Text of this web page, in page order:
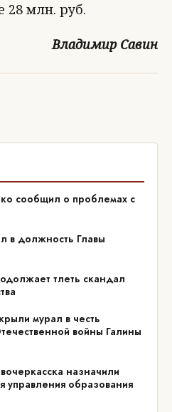
28 млн. руб.
Владимир Савин
сообщил о проблемах с
в должность Главы
тлеть скандал
мурал в честь
войны Галины
назначили
управления образования